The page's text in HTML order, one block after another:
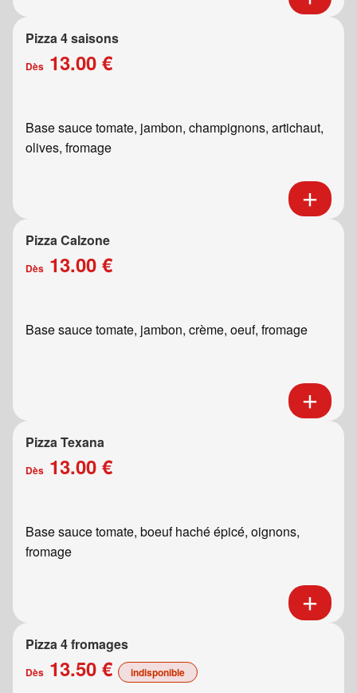
Pizza 4 saisons
Dès 13.00 €
Base sauce tomate, jambon, champignons, artichaut,
olives, fromage
Pizza Calzone
Dès 13.00 €
Base sauce tomate, jambon, crème, oeuf, fromage
Pizza Texana
Dès 13.00 €
Base sauce tomate, boeuf haché épicé, oignons,
fromage
Pizza 4 fromages
Dès 13.50 € indisponible